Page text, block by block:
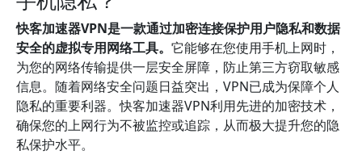
快客加速器VPN是一款通过加密连接保护用户隐私和数据
安全的虚拟专用网络工具。 它能够在您使用手机上网时，
为您的网络传输提供一层安全屏障，防止第三方窃取敏感
信息。随着网络安全问题日益突出，VPN已成为保障个人
隐私的重要利器。快客加速器VPN利用先进的加密技术，
确保您的上网行为不被监控或追踪，从而极大提升您的隐
私保护水平。